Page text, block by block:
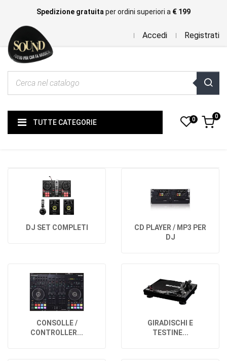
Spedizione gratuita per ordini superiori a € 199
Accedi Registrati
TUTTE CATEGORIE 0 0
DJ SET COMPLETI
CD PLAYER / MP3 PER
DJ
CONSOLLE /
CONTROLLER...
GIRADISCHI E
TESTINE...